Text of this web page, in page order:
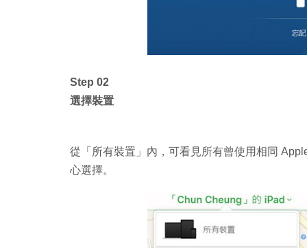
Step 02
選擇裝置
從「所有裝置」內，可看見所有曾使用相同
心選擇。